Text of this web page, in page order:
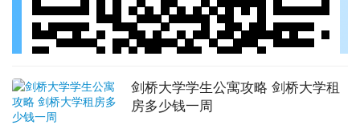
剑桥大学学生公寓攻略 剑桥大学租
房多少钱一周